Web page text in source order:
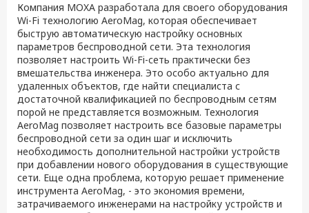
Компания MOXA разработала для своего оборудования
Wi-Fi технологию AeroMag, которая обеспечивает
быструю автоматическую настройку основных
параметров беспроводной сети. Эта технология
позволяет настроить Wi-Fi-сеть практически без
вмешательства инженера. Это особо актуально для
удаленных объектов, где найти специалиста с
достаточной квалификацией по беспроводным сетям
порой не представляется возможным. Технология
AeroMag позволяет настроить все базовые параметры
беспроводной сети за один шаг и исключить
необходимость дополнительной настройки устройств
при добавлении нового оборудования в существующие
сети. Еще одна проблема, которую решает применение
инструмента AeroMag, - это экономия времени,
затрачиваемого инженерами на настройку устройств и